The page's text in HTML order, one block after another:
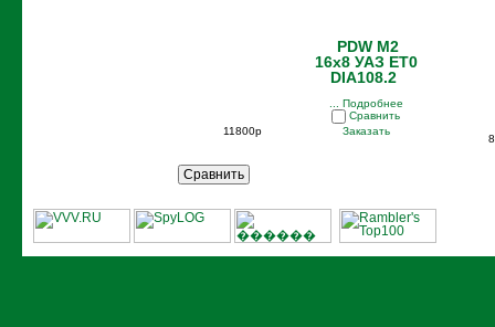
PDW M2
16x8 УАЗ ET0
DIA108.2
... Подробнее
Сравнить
11800р
Заказать